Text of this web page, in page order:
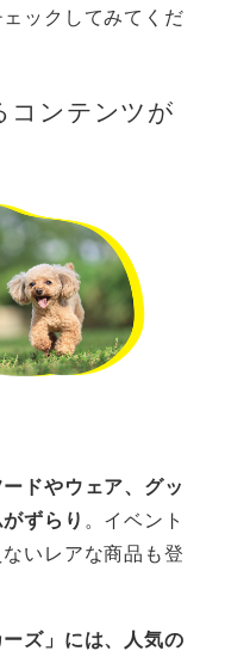
ックしてみてくだ
コンテンツが
ドやウェア、グッ
ずらり 。イベント
いレアな商品も登
ーズ」には、人気の